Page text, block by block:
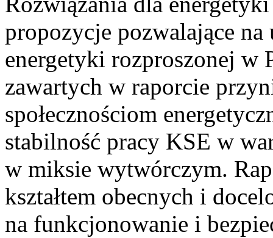
propozycje pozwalające
energetyki rozproszonej w
zawartych w raporcie
społecznościom
stabilność pracy KSE w
w miksie wytwórczym.
kształtem obecnych i
na funkcjonowanie i